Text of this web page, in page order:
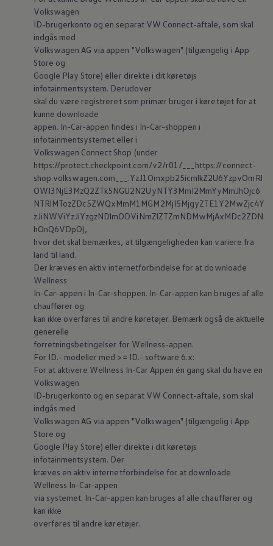
Volkswagen
ID-brugerkonto og en separat VW Connect-aftale, som skal
indgås med
Volkswagen AG via appen "Volkswagen" (tilgængelig i App
Store og
Google Play Store) eller direkte i dit køretøjs
infotainmentsystem. Derudover
skal du være registreret som primær bruger i køretøjet for at
kunne downloade
appen. In-Car-appen findes i In-Car-shoppen i
infotainmentsystemet eller i
Volkswagen Connect Shop (under
https://protect.checkpoint.com/v2/r01/___https://connect-
shop.volkswagen.com___.YzJ1Omxpb25icmlkZ2U6YzpvOmRl
OWI3NjE3MzQ2ZTk5NGU2N2UyNTY3MmI2MmYyMmJhOjc6
NTRlMTozZDc5ZWQxMmM1MGM2MjI5MjgyZTE1Y2MwZjc4Y
zJiNWViYzJiYzgzNDlmODViNmZlZTZmNDMwMjAxMDc2ZDN
hOnQ6VDpO),
hvor det skal bemærkes, at tilgængeligheden kan variere fra
land til land.
Der kræves en aktiv internetforbindelse for at downloade
Wellness
In-Car-appen i In-Car-shoppen. In-Car-appen kan bruges af alle
chauffører og
kan ikke overføres til andre køretøjer. Bemærk også de aktuelle
generelle
forretningsbetingelser for Wellness-appen.
For ID.- modeller med >= ID.- software 6.x:
For at aktivere Wellness In-Car Appen én gang skal du have en
Volkswagen
ID-brugerkonto og en separat VW Connect-aftale, som skal
indgås med
Volkswagen AG via appen "Volkswagen" (tilgængelig i App
Store og
Google Play Store) eller direkte i dit køretøjs
infotainmentsystem. Der
kræves en aktiv internetforbindelse for at downloade
Wellness In-Car-appen
via systemet. In-Car-appen kan bruges af alle chauffører og
kan ikke
overføres til andre køretøjer.